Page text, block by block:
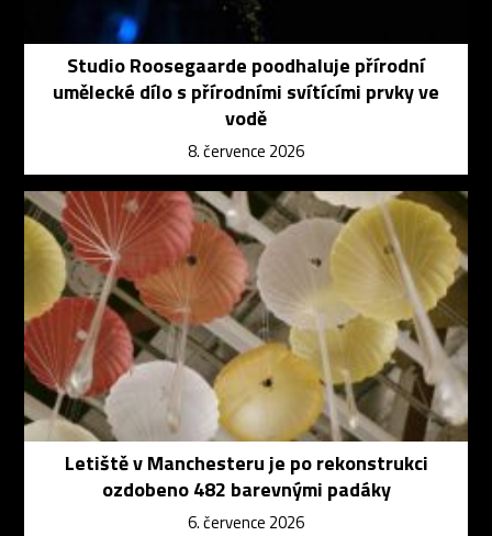
Studio Roosegaarde poodhaluje přírodní
umělecké dílo s přírodními svítícími prvky ve
vodě
8. července 2026
Letiště v Manchesteru je po rekonstrukci
ozdobeno 482 barevnými padáky
6. července 2026